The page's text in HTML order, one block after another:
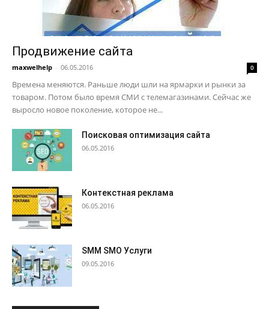
Продвижение сайта
maxwelhelp - 06.05.2016 0
Времена меняются. Раньше люди шли на ярмарки и рынки за
товаром. Потом было время СМИ с телемагазинами. Сейчас же
выросло новое поколение, которое не...
Поисковая оптимизация сайта
06.05.2016
Контекстная реклама
06.05.2016
SMM SMO Услуги
09.05.2016